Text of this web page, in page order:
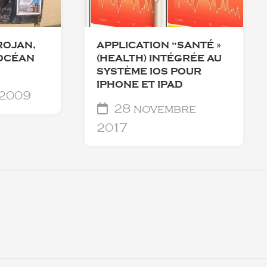
APPLICATION “SANTÉ »
(HEALTH) INTÉGRÉE AU
SYSTÈME IOS POUR
IPHONE ET IPAD
28 novembre
2017